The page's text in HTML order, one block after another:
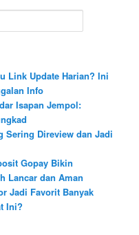
Link Update Harian? Ini
Info
Isapan Jempol:
Sering Direview dan Jadi
Gopay Bikin
Lancar dan Aman
Jadi Favorit Banyak
Ini?